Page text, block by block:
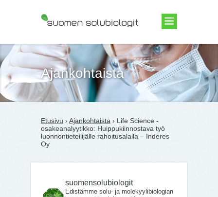
Suomen Solubiologit ry
Ajankohtaista
Etusivu › Ajankohtaista › Life Science -
osakeanalyytikko: Huippukiinnostava työ
luonnontieteilijälle rahoitusalalla – Inderes
Oy
suomensolubiologit
Edistämme solu- ja molekyylibiologian